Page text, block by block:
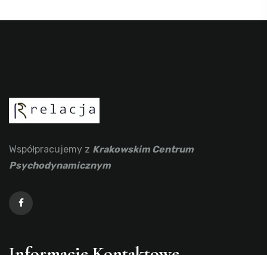
Współpracujemy z Krakowskim Centrum
Psychodynamicznym